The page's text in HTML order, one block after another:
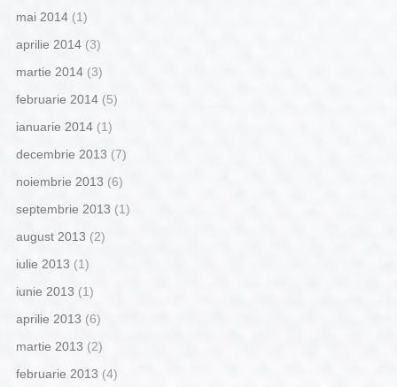
mai 2014(1)
aprilie 2014(3)
martie 2014(3)
februarie 2014(5)
ianuarie 2014(1)
decembrie 2013 (7)
noiembrie 2013 (6)
septembrie 2013 (1)
august 2013 (2)
iulie 2013 (1)
iunie 2013 (1)
aprilie 2013 (6)
martie 2013 (2)
februarie 2013 (4)